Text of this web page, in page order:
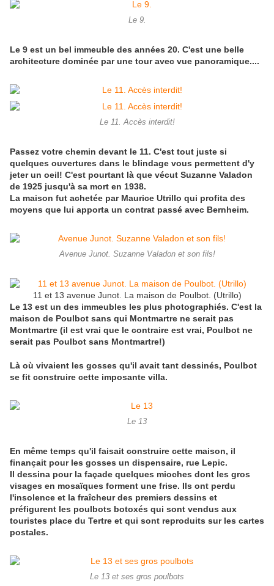
Le 9.
Le 9 est un bel immeuble des années 20. C'est une belle
architecture dominée par une tour avec vue panoramique....
Le 11. Accès interdit!
Passez votre chemin devant le 11. C'est tout juste si
quelques ouvertures dans le blindage vous permettent d'y
jeter un oeil! C'est pourtant là que vécut Suzanne Valadon
de 1925 jusqu'à sa mort en 1938.
La maison fut achetée par Maurice Utrillo qui profita des
moyens que lui apporta un contrat passé avec Bernheim.
Avenue Junot. Suzanne Valadon et son fils!
11 et 13 avenue Junot. La maison de Poulbot. (Utrillo)
Le 13 est un des immeubles les plus photographiés. C'est la
maison de Poulbot sans qui Montmartre ne serait pas
Montmartre (il est vrai que le contraire est vrai, Poulbot ne
serait pas Poulbot sans Montmartre!)
Là où vivaient les gosses qu'il avait tant dessinés, Poulbot
se fit construire cette imposante villa.
Le 13
En même temps qu'il faisait construire cette maison, il
finançait pour les gosses un dispensaire, rue Lepic.
Il dessina pour la façade quelques mioches dont les gros
visages en mosaïques forment une frise. Ils ont perdu
l'insolence et la fraîcheur des premiers dessins et
préfigurent les poulbots botoxés qui sont vendus aux
touristes place du Tertre et qui sont reproduits sur les cartes
postales.
Le 13 et ses gros poulbots